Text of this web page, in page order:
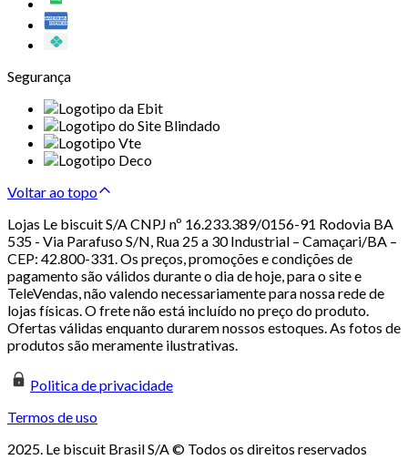
Segurança
Voltar ao topo
Lojas Le biscuit S/A CNPJ nº 16.233.389/0156-91 Rodovia BA
535 - Via Parafuso S/N, Rua 25 a 30 Industrial – Camaçari/BA –
CEP: 42.800-331. Os preços, promoções e condições de
pagamento são válidos durante o dia de hoje, para o site e
TeleVendas, não valendo necessariamente para nossa rede de
lojas físicas. O frete não está incluído no preço do produto.
Ofertas válidas enquanto durarem nossos estoques. As fotos de
produtos são meramente ilustrativas.
Politica de privacidade
Termos de uso
2025. Le biscuit Brasil S/A © Todos os direitos reservados